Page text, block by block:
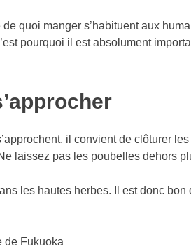
quoi manger s’habituent aux
pourquoi il est absolument
il convient de clôturer
laissez pas les poubelles dehors
les hautes herbes. Il est donc
de Fukuoka